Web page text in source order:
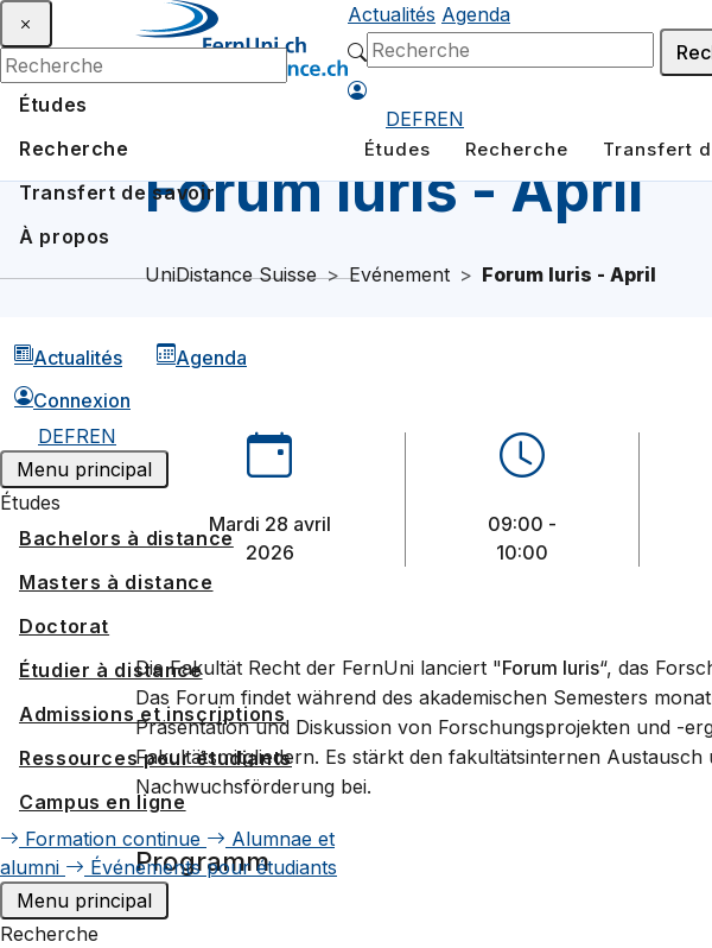
Actualités Agenda
DEFREN
Études Recherche Transfert
Études
Recherche
Transfert de savoir
À propos
Actualités
Agenda
Connexion
DEFREN
Menu principal
Études
Bachelors à distance
Masters à distance
Doctorat
Étudier à distance
Admissions et inscriptions
Ressources pour étudiants
Campus en ligne
Formation continue
Alumnae et
alumni
Événements pour étudiants
Menu principal
Recherche
Forum Iuris - April
UniDistance Suisse Evénement Forum Iuris - April
mardi 28 avril
2026
09:00 -
10:00
Die Fakultät Recht der FernUni lanciert "Forum Iuris“, das
Das Forum findet während des akademischen Semesters
Präsentation und Diskussion von Forschungsprojekten und -
Fakultätsmitgliedern. Es stärkt den fakultätsinternen
Nachwuchsförderung bei.
Programm